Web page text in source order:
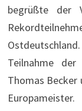
begrüßte der
Teilnahme der
Thomas Becker
Europameister.